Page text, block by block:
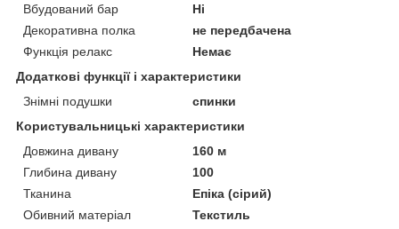
Вбудований бар
Ні
Декоративна полка
не передбачена
Функція релакс
Немає
Додаткові функції і характеристики
Знімні подушки
спинки
Користувальницькі характеристики
Довжина дивану
160 м
Глибина дивану
100
Тканина
Епіка (сірий)
Обивний матеріал
Текстиль